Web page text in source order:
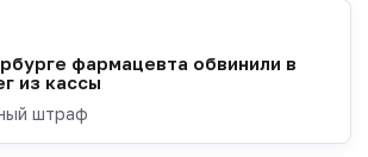
фармацевта обвинили в
из кассы
штраф